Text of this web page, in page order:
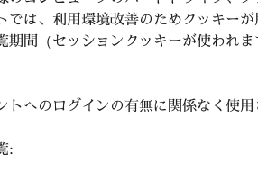
では、利用環境改善のためクッキー
期間（セッションクッキーが使われ
へのログインの有無に関係なく使用
: